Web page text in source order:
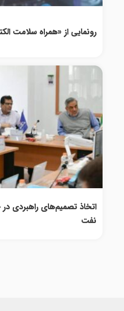
رونمایی از «همراه سلامت
اتخاذ تصمیم‌های راهبردی
نفت